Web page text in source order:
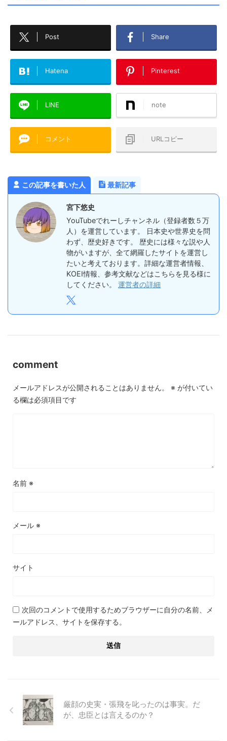
Post Share
Hatena Pinterest
LINE note
コメント URLコピー
この記事を書いた人 最新記事
宮下悠史
YouTubeでれーしチャンネル（登録者数５万
人）を運営しています。 日本史や世界史を問
わず、歴史好きです。 歴史には様々な説や人
物がいますが、全て網羅したサイトを運営し
たいと考えております。詳細な運営者情報、
KOEI情報、参考文献などはこちらを見る様に
してください。 運営者の詳細
comment
メールアドレスが公開されることはありません。 ※ が付いてい
る欄は必須項目です
名前 ※
メール ※
サイト
次回のコメントで使用するためブラウザーに自分の名前、メ
ールアドレス、サイトを保存する。
厳顔の史実・張飛を叱ったのは事実。だ
が、忠臣とは言えるのか？